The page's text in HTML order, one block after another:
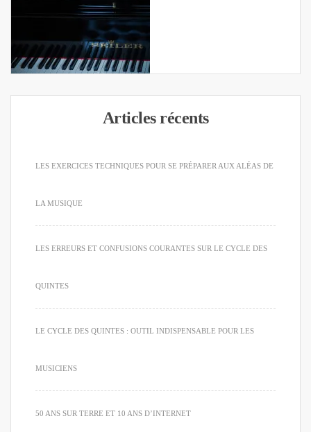
Articles récents
LES EXERCICES TECHNIQUES POUR SE PRÉPARER AUX ALÉAS DE
LA MUSIQUE
LES ERREURS ET CONFUSIONS COURANTES SUR LE CYCLE DES
QUINTES
LE CYCLE DES QUINTES : OUTIL INDISPENSABLE POUR LES
MUSICIENS
50 ANS SUR TERRE ET 10 ANS D’INTERNET